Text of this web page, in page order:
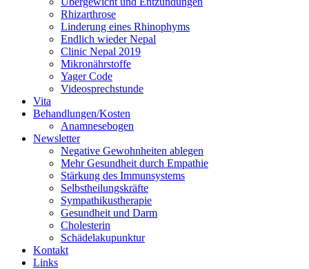
Rhizarthrose
Linderung eines Rhinophyms
Endlich wieder Nepal
Clinic Nepal 2019
Mikronährstoffe
Yager Code
Videosprechstunde
Vita
Behandlungen/Kosten
Anamnesebogen
Newsletter
Negative Gewohnheiten ablegen
Mehr Gesundheit durch Empathie
Stärkung des Immunsystems
Selbstheilungskräfte
Sympathikustherapie
Gesundheit und Darm
Cholesterin
Schädelakupunktur
Kontakt
Links